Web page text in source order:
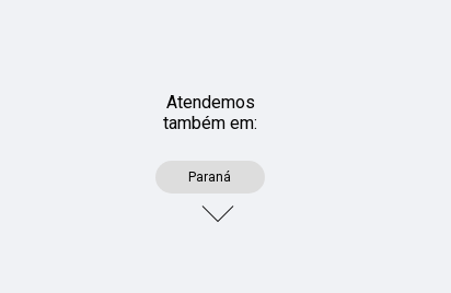
Atendemos
também em:
Paraná